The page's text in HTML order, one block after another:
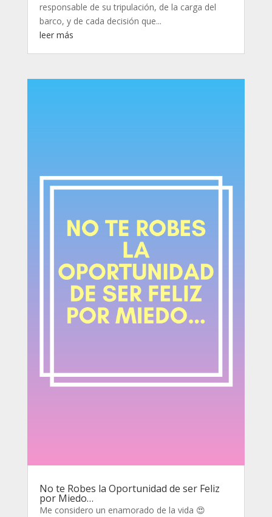
responsable de su tripulación, de la carga del
barco, y de cada decisión que...
leer más
No te Robes la Oportunidad de ser Feliz
por Miedo…
Me considero un enamorado de la vida 😍